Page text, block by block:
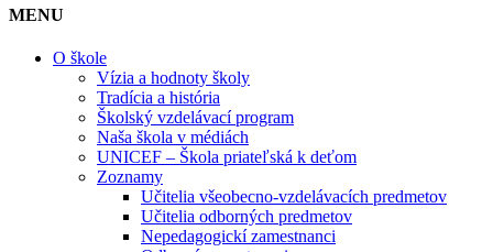
MENU
O škole
Vízia a hodnoty školy
Tradícia a história
Školský vzdelávací program
Naša škola v médiách
UNICEF – Škola priateľská k deťom
Zoznamy
Učitelia všeobecno-vzdelávacích predmetov
Učitelia odborných predmetov
Nepedagogickí zamestnanci